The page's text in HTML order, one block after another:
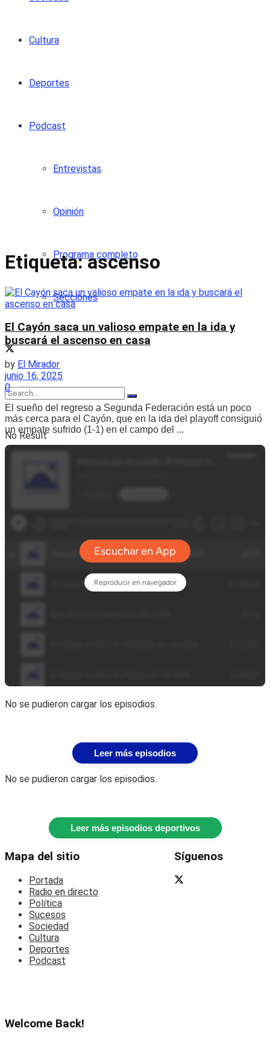
Cultura
Deportes
Podcast
Entrevistas
Opinión
Programa completo
Secciones
No Result
View All Result
Etiqueta:ascenso
El Cayón saca un valioso empate en la ida y
buscará el ascenso en casa
by El Mirador
junio 16, 2025
0
El sueño del regreso a Segunda Federación está un poco
más cerca para el Cayón, que en la ida del playoff consiguió
un empate sufrido (1-1) en el campo del ...
No se pudieron cargar los episodios.
Leer más episodios
No se pudieron cargar los episodios.
Leer más episodios deportivos
Mapa del sitio
Portada
Radio en directo
Política
Sucesos
Sociedad
Cultura
Deportes
Podcast
Síguenos
Welcome Back!